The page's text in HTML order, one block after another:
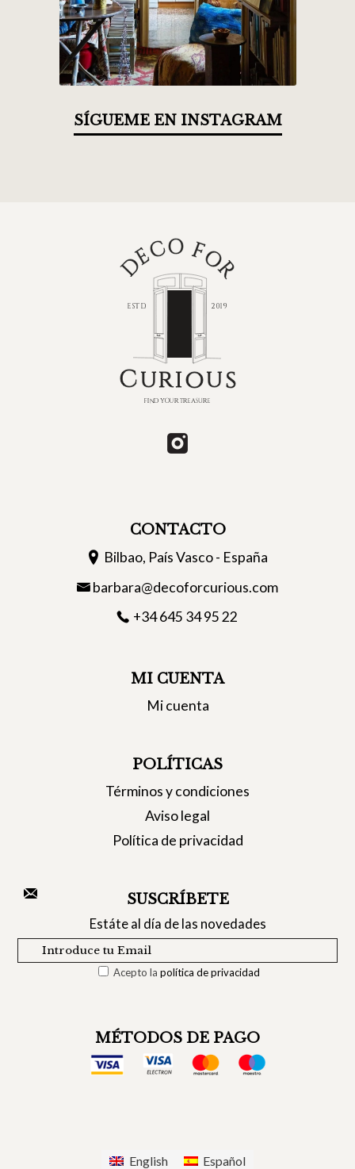
SÍGUEME EN INSTAGRAM
CONTACTO
Bilbao, País Vasco - España
barbara@decoforcurious.com
+34 645 34 95 22
MI CUENTA
Mi cuenta
POLÍTICAS
Términos y condiciones
Aviso legal
Política de privacidad
SUSCRÍBETE
Estáte al día de las novedades
Acepto la política de privacidad
MÉTODOS DE PAGO
English Español